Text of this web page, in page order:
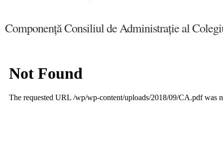
Componență Consiliul de Administrație al